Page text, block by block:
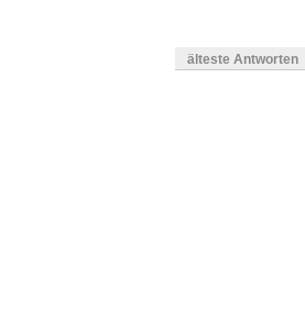
älteste Antworten